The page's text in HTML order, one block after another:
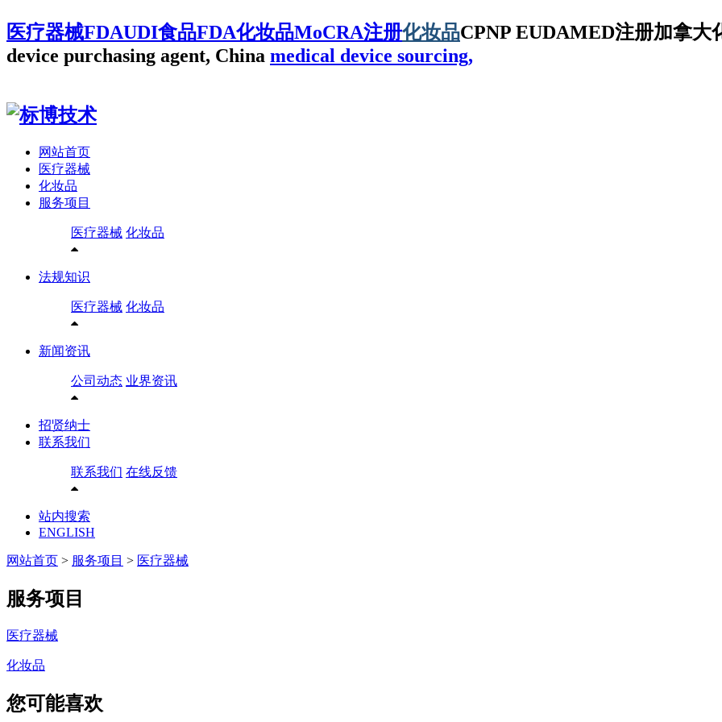
医疗器械FDAUDI食品FDA化妆品MoCRA注册化妆品CPNP EUDAMED注册加拿大
device purchasing agent, China medical device sourcing,
网站首页
医疗器械
化妆品
服务项目
医疗器械 化妆品
法规知识
医疗器械 化妆品
新闻资讯
公司动态 业界资讯
招贤纳士
联系我们
联系我们 在线反馈
站内搜索
ENGLISH
网站首页 > 服务项目 > 医疗器械
服务项目
医疗器械
化妆品
您可能喜欢